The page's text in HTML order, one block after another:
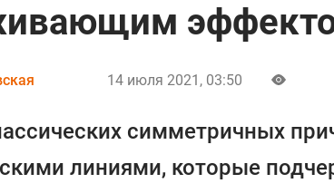
14 июля 2021, 03:50
симметричных
линиями, которые